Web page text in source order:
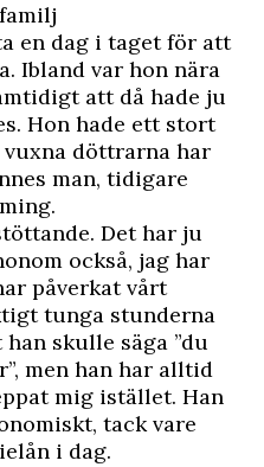
en dag i taget för att
Ibland var hon nära
att då hade ju
Hon hade ett stort
vuxna döttrarna har
man, tidigare
Det har ju
också, jag har
påverkat vårt
tunga stunderna
skulle säga ”du
men han har alltid
mig istället. Han
tack vare
i dag.